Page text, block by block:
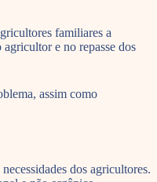
familiares a
e no repasse dos
assim como
dos agricultores.